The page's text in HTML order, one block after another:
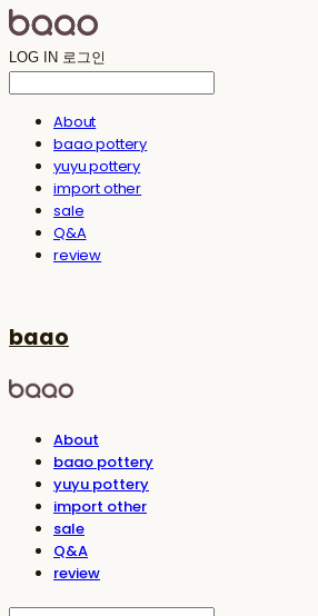
LOG IN 로그인
About
baao pottery
yuyu pottery
import other
sale
Q&A
review
baao
About
baao pottery
yuyu pottery
import other
sale
Q&A
review